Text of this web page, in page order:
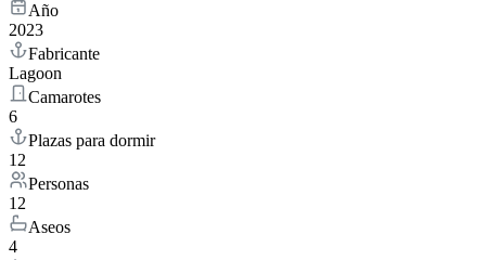
Año
2023
Fabricante
Lagoon
Camarotes
6
Plazas para dormir
12
Personas
12
Aseos
4